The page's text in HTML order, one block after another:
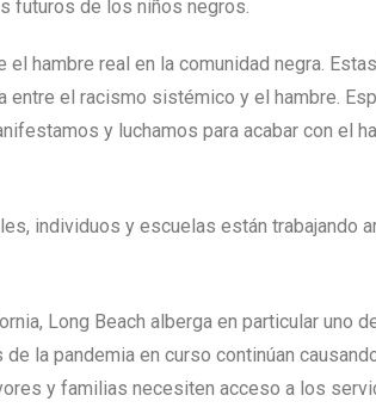
futuros de los niños negros.
hambre real en la comunidad negra.
entre el racismo sistémico y el hambre.
y luchamos para acabar con el
individuos y escuelas están trabajando
Long Beach alberga en particular uno
la pandemia en curso continúan
y familias necesiten acceso a los